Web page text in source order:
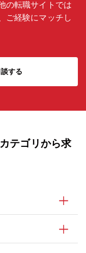
の転職サイトでは
ご経験にマッチし
する
テゴリから求